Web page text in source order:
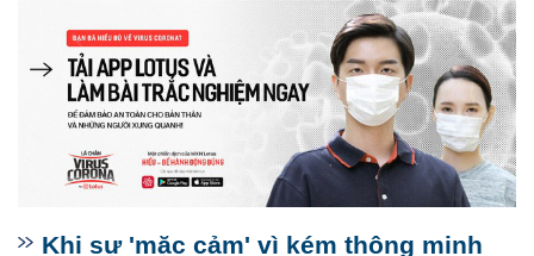
Khi sự 'mặc cảm' vì kém thông minh